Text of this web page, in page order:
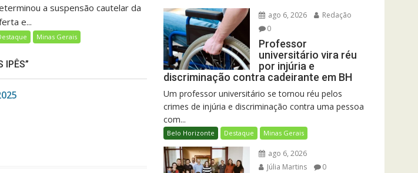
a suspensão cautelar da
e...
Minas Gerais
IPÊS”
ago 6, 2026
Redação
0
Professor
universitário vira réu
por injúria e
discriminação contra cadeirante em BH
Um professor universitário se tornou réu pelos
crimes de injúria e discriminação contra uma pessoa
com...
Belo Horizonte Destaque Minas Gerais
ago 6, 2026
Júlia Martins
0